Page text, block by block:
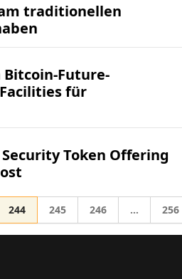
traditionellen
Future-
für
Token Offering
Seite
Gehe zur Seite
244 Gehe zur Seite
245 Gehe zur Seite
246 … 256